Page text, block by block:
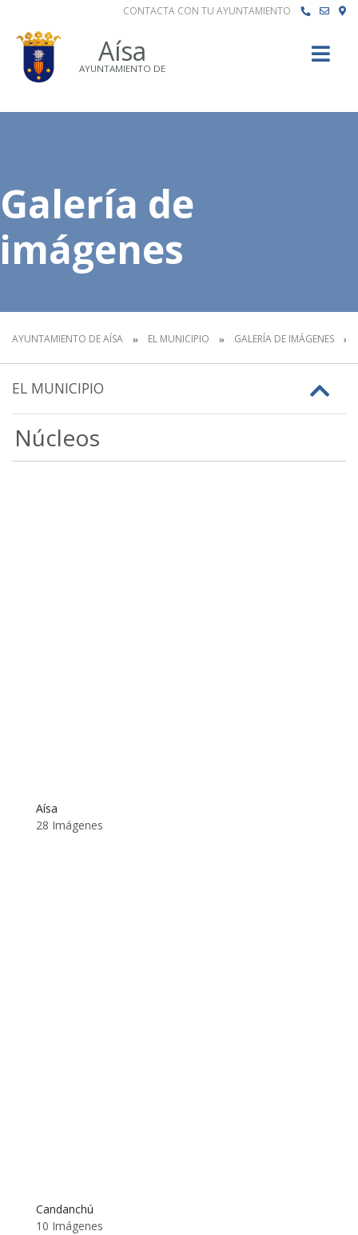
CONTACTA CON TU AYUNTAMIENTO
Aísa
AYUNTAMIENTO DE
Galería de
imágenes
AYUNTAMIENTO DE AÍSA EL MUNICIPIO GALERÍA DE IMÁGENES
EL MUNICIPIO
Núcleos
Aísa
28 Imágenes
Candanchú
10 Imágenes